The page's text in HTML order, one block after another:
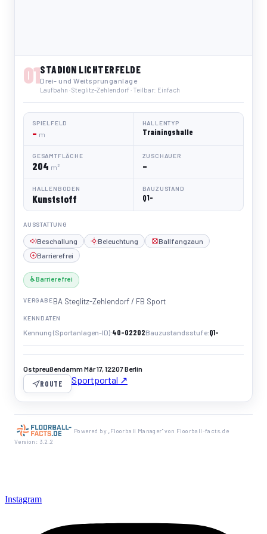
01STADION LICHTERFELDE
Drei- und Weitsprunganlage
Laufbahn · Steglitz-Zehlendorf · Teilbar: Einfach
SPIELFELD
– m
HALLENTYP
Trainingshalle
GESAMTFLÄCHE
204 m²
ZUSCHAUER
–
HALLENBODEN
Kunststoff
BAUZUSTAND
Q1-
AUSSTATTUNG
Beschallung Beleuchtung
Ballfangzaun
Barrierefrei
♿ Barrierefrei
VERGABEBA Steglitz-Zehlendorf / FB Sport
KENNDATEN
Kennung (Sportanlagen-ID) 40-02202Bauzustandsstufe Q1-
Ostpreußendamm Mär 17, 12207 Berlin
ROUTE Sportportal ↗
Powered by „Floorball Manager" von Floorball-facts.de
Version: 3.2.2
Instagram